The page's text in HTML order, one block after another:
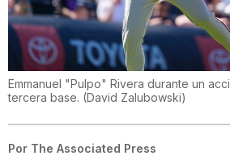
Emmanuel "Pulpo" Rivera durante un
tercera base. (David Zalubowski)
Por The Associated Press